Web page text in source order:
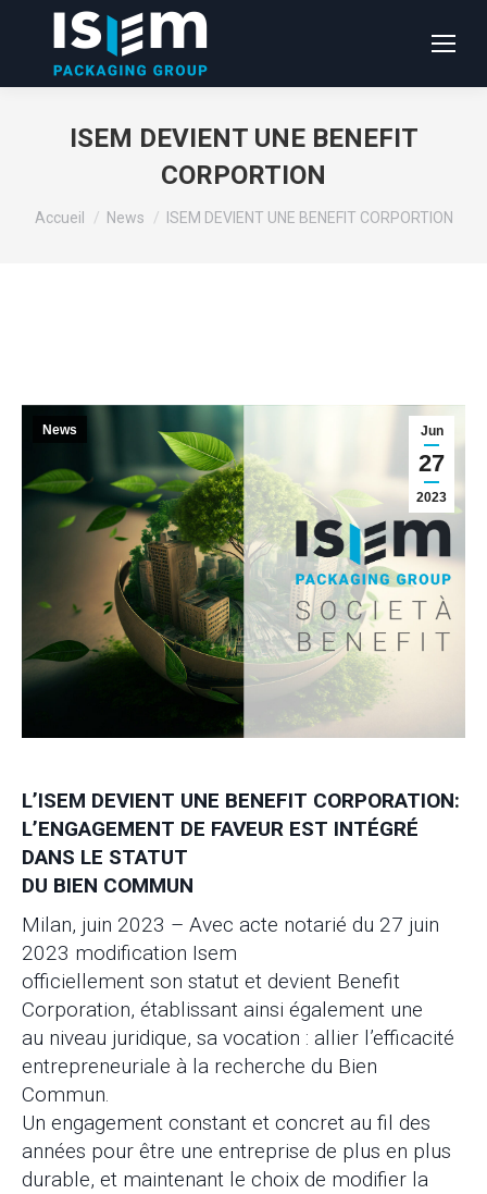
ISEM DEVIENT UNE BENEFIT
CORPORTION
Vous êtes ici :
Accueil News ISEM DEVIENT UNE BENEFIT CORPORTION
Jun
27
2023
News
L’ISEM DEVIENT UNE BENEFIT CORPORATION:
L’ENGAGEMENT DE FAVEUR EST INTÉGRÉ
DANS LE STATUT
DU BIEN COMMUN
Milan, juin 2023 – Avec acte notarié du 27 juin
2023 modification Isem
officiellement son statut et devient Benefit
Corporation, établissant ainsi également une
au niveau juridique, sa vocation : allier l’efficacité
entrepreneuriale à la recherche du Bien
Commun.
Un engagement constant et concret au fil des
années pour être une entreprise de plus en plus
durable, et maintenant le choix de modifier la